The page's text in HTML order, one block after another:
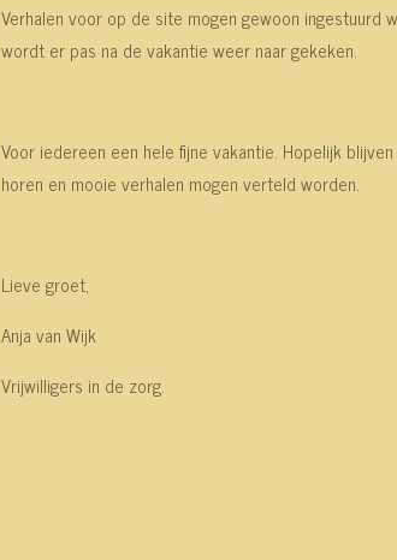
Verhalen voor op de site mogen gewoon ingestuurd
wordt er pas na de vakantie weer naar gekeken.
Voor iedereen een hele fijne vakantie. Hopelijk
horen en mooie verhalen mogen verteld worden.
Lieve groet,
Anja van Wijk
Vrijwilligers in de zorg.